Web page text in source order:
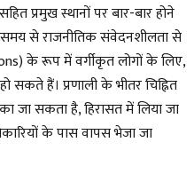
प्रमुख स्थानों पर बार-बार होने
समय से राजनीतिक संवेदनशीलता से
के रूप में वर्गीकृत लोगों के लिए,
हैं। प्रणाली के भीतर चिह्नित
जा सकता है, हिरासत में लिया जा
के पास वापस भेजा जा